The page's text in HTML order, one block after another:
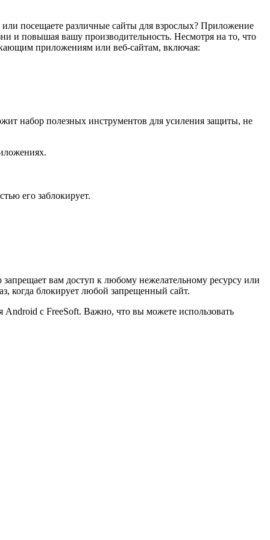
посещаете различные сайты для взрослых? Приложение
и повышая вашу производительность. Несмотря на то, что
приложениям или веб-сайтам, включая:
набор полезных инструментов для усиления защиты, не
его заблокирует.
вам доступ к любому нежелательному ресурсу или
когда блокирует любой запрещенный сайт.
с FreeSoft. Важно, что вы можете использовать